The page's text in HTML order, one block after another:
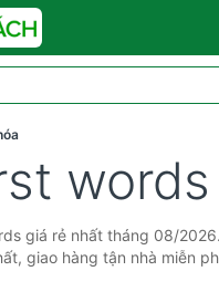
words
giá rẻ nhất tháng 08/
giao hàng tận nhà miễn